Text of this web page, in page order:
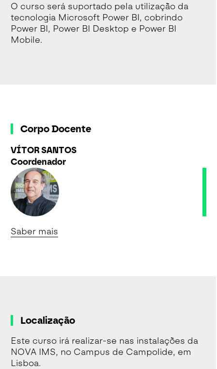
O curso será suportado pela utilização da
tecnologia Microsoft Power BI, cobrindo
Power BI, Power BI Desktop e Power BI
Mobile.
Corpo Docente
VÍTOR SANTOS
Coordenador
Saber mais
Localização
Este curso irá realizar-se nas instalações da
NOVA IMS, no Campus de Campolide, em
Lisboa.